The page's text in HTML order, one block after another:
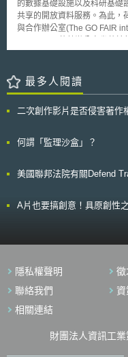
制其獲得大量頻譜的機會。
之需要，國會將授權行政部門
Authority, FirstNet)來進行整
nationwide interoperable
認為該局所任命之委員會委員
支持將是成功之關鍵。
的數據基礎設施以及科研基礎
共享的開放資料服務。為此，
與合作辦公室(The GO FAIR
(Leiden University Medical Center)所
指可發現(Findable)、可連接
複使用(Re-usable)，其目標在
聯合立場聲明書以展現推動歐
畫組織等各方所組成的GO
GO FAIR國際支援與合作辦公
提供相關服務，以協助達成預
最多人閱讀
二次創作影片是否侵害著作
何謂「監理沙盒」？
美國聯邦法院有關Defend
A片也要搞創意！具原創性
隱私權聲明 徵
聯絡我們
資
相關連結
財團法人資訊工